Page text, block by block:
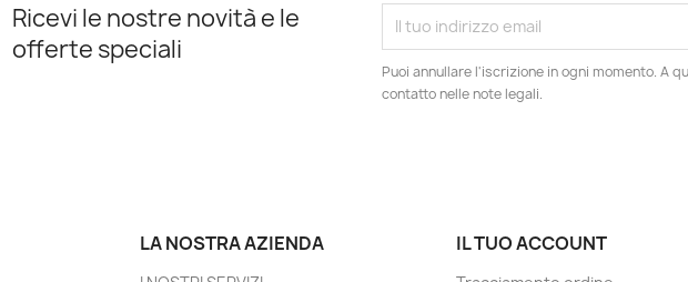
Ricevi le nostre novità e le
offerte speciali
Puoi annullare l'iscrizione in ogni momento. A
contatto nelle note legali.
LA NOSTRA AZIENDA IL TUO ACCOUNT